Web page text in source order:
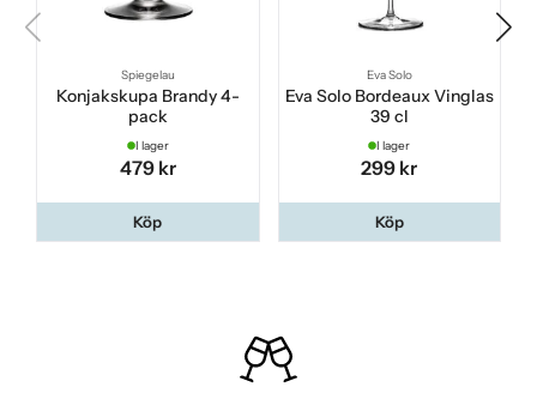
Spiegelau
Konjakskupa Brandy 4-
pack
I lager
479 kr
Köp
Eva Solo
Eva Solo Bordeaux Vinglas
39 cl
I lager
299 kr
Köp